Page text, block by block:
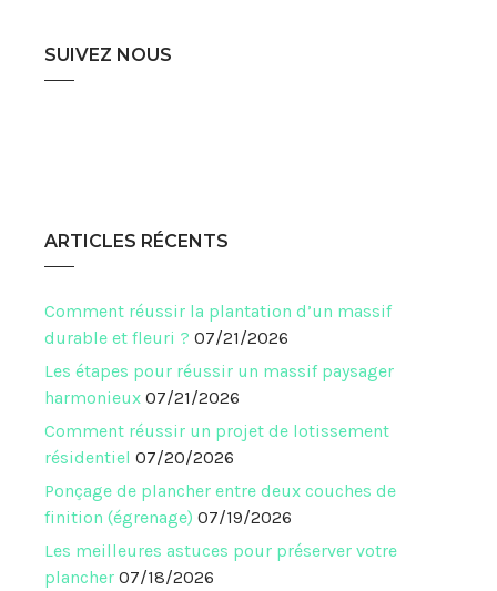
SUIVEZ NOUS
ARTICLES RÉCENTS
Comment réussir la plantation d’un massif
durable et fleuri ? 07/21/2026
Les étapes pour réussir un massif paysager
harmonieux 07/21/2026
Comment réussir un projet de lotissement
résidentiel 07/20/2026
Ponçage de plancher entre deux couches de
finition (égrenage) 07/19/2026
Les meilleures astuces pour préserver votre
plancher 07/18/2026